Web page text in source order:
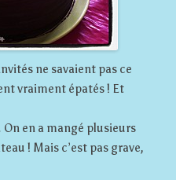
ne savaient pas ce
vraiment épatés ! Et
en a mangé plusieurs
! Mais c’est pas grave,